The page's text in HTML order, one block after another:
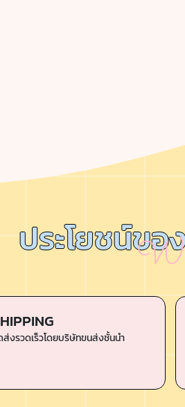
ประโยชน์ขอ
งรวดเร็วโดยบริษัทขนส่งชั้นนำ